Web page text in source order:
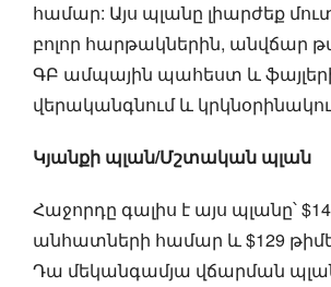
համար: Այս պլանը լիարժեք
բոլոր հարթակներին, անվճար
ԳԲ ամպային պահեստ և
վերականգնում և
Կյանքի պլան/Մշտական պլան
Հաջորդը գալիս է այս պլանը՝
անհատների համար և $129
Դա մեկանգամյա վճարման